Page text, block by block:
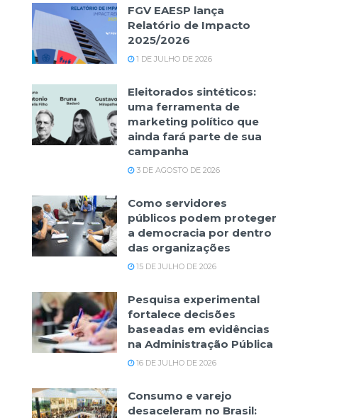
FGV EAESP lança
Relatório de Impacto
2025/2026
1 DE JULHO DE 2026
Eleitorados sintéticos:
uma ferramenta de
marketing político que
ainda fará parte de sua
campanha
3 DE AGOSTO DE 2026
Como servidores
públicos podem proteger
a democracia por dentro
das organizações
15 DE JULHO DE 2026
Pesquisa experimental
fortalece decisões
baseadas em evidências
na Administração Pública
16 DE JULHO DE 2026
Consumo e varejo
desaceleram no Brasil: